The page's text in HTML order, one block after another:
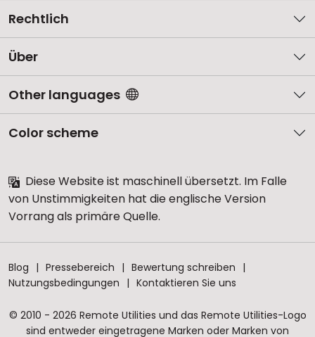
Rechtlich
Über
Other languages
Color scheme
Diese Website ist maschinell übersetzt. Im Falle
von Unstimmigkeiten hat die englische Version
Vorrang als primäre Quelle.
Blog Pressebereich
Bewertung schreiben
Nutzungsbedingungen
Kontaktieren Sie uns
© 2010 - 2026 Remote Utilities und das Remote Utilities-Logo
sind entweder eingetragene Marken oder Marken von